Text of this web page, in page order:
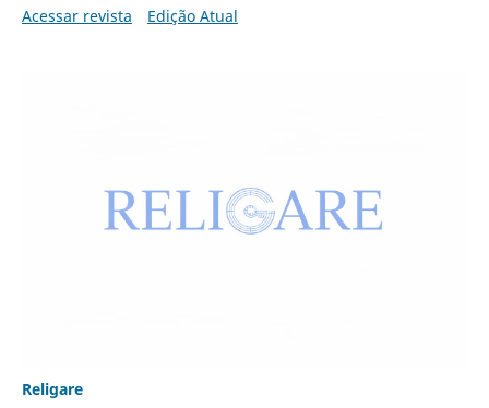
Acessar revista
Edição Atual
Religare